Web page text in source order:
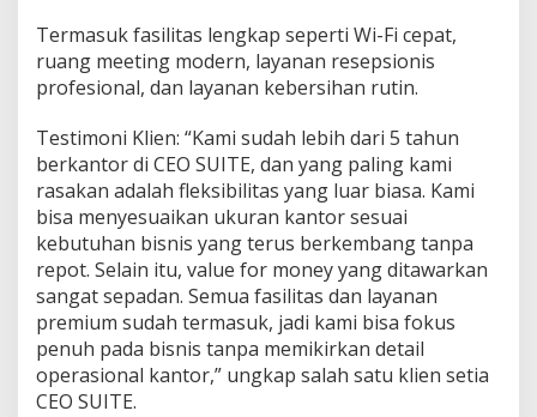
Termasuk fasilitas lengkap seperti Wi-Fi cepat,
ruang meeting modern, layanan resepsionis
profesional, dan layanan kebersihan rutin.
Testimoni Klien: “Kami sudah lebih dari 5 tahun
berkantor di CEO SUITE, dan yang paling kami
rasakan adalah fleksibilitas yang luar biasa. Kami
bisa menyesuaikan ukuran kantor sesuai
kebutuhan bisnis yang terus berkembang tanpa
repot. Selain itu, value for money yang ditawarkan
sangat sepadan. Semua fasilitas dan layanan
premium sudah termasuk, jadi kami bisa fokus
penuh pada bisnis tanpa memikirkan detail
operasional kantor,” ungkap salah satu klien setia
CEO SUITE.